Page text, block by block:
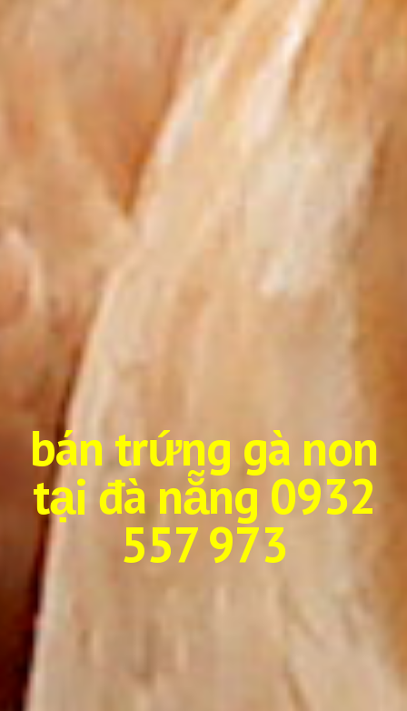
bán trứng gà non
tại đà nẵng 0932
557 973